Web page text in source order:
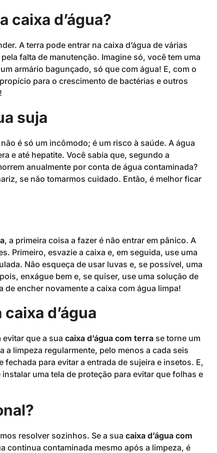
caixa d’água?
A terra pode entrar na caixa d’água de várias
falta de manutenção. Imagine só, você tem uma
armário bagunçado, só que com água! E, com o
para o crescimento de bactérias e outros
suja
não é só um incômodo; é um risco à saúde. A água
e até hepatite. Você sabia que, segundo a
anualmente por conta de água contaminada?
se não tomarmos cuidado. Então, é melhor ficar
, a primeira coisa a fazer é não entrar em pânico. A
Primeiro, esvazie a caixa e, em seguida, use uma
Não esqueça de usar luvas e, se possível, uma
enxágue bem e, se quiser, use uma solução de
de encher novamente a caixa com água limpa!
d’água
evitar que a sua caixa d’água com terra se torne um
limpeza regularmente, pelo menos a cada seis
para evitar a entrada de sujeira e insetos. E,
uma tela de proteção para evitar que folhas e
resolver sozinhos. Se a sua caixa d’água com
continua contaminada mesmo após a limpeza, é